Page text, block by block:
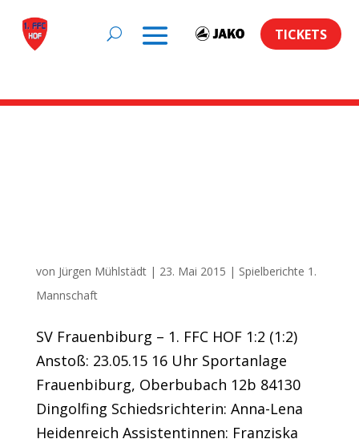
TICKETS
von Jürgen Mühlstädt| 23. Mai 2015 | Spielberichte 1.
Mannschaft
SV Frauenbiburg – 1. FFC HOF 1:2 (1:2)
Anstoß: 23.05.15 16 Uhr Sportanlage
Frauenbiburg, Oberbubach 12b 84130
Dingolfing Schiedsrichterin: Anna-Lena
Heidenreich Assistentinnen: Franziska